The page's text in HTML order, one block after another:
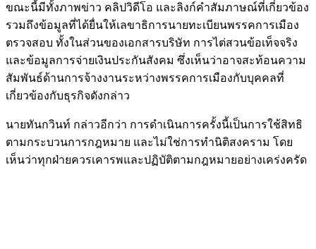
ขณะนี้มีทั้งภาพข่าว คลิปวิดีโอ และลิงก์คำสัมภาษณ์ที่เกี่ยวข้อง
รวมถึงข้อมูลที่ได้ยื่นให้เลขาธิการนายทะเบียนพรรคการเมือง
ตรวจสอบ ทั้งในส่วนของเอกสารบริษัท การไต่สวนข้อเท็จจริง
และข้อมูลการจ่ายเงินประกันสังคม ซึ่งเห็นว่าอาจสะท้อนความ
สัมพันธ์ด้านการจ้างงานระหว่างพรรคการเมืองกับบุคคลที่
เกี่ยวข้องกับธุรกิจดังกล่าว
นายทันกวินท์ กล่าวอีกว่า การดำเนินการครั้งนี้เป็นการใช้สิทธิ
ตามกระบวนการกฎหมาย และไม่ใช่การทำนิติสงคราม โดย
เห็นว่าทุกฝ่ายควรเคารพและปฏิบัติตามกฎหมายอย่างเคร่งครัด